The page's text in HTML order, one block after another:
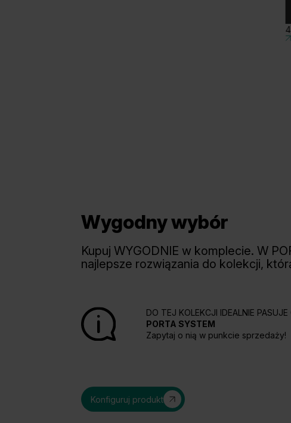
Wygodny wybór
Kupuj WYGODNIE w komplecie. W
najlepsze rozwiązania do kolekcji,
DO TEJ KOLEKCJI IDEALNIE PASUJE
PORTA SYSTEM
Zapytaj o nią w punkcie sprzedaży!
Konfiguruj produkt